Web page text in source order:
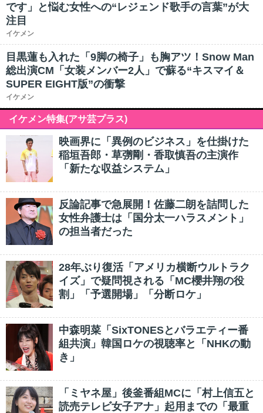
です」と悩む女性への“レジェンド歌手の言葉”が大
注目
イケメン
目黒蓮も入れた「9脚の椅子」も胸アツ！Snow Man
総出演CM「女装メンバー2人」で蘇る“キスマイ＆
SUPER EIGHT版”の衝撃
イケメン
イケメン特集(アサ芸プラス)
映画界に「異例のビジネス」を仕掛けた
稲垣吾郎・草彅剛・香取慎吾の主演作
「新たな収益システム」
反論記事で急展開！佐藤二朗を詰問した
女性弁護士は「国分太一ハラスメント」
の担当者だった
28年ぶり復活「アメリカ横断ウルトラク
イズ」で疑問視される「MC櫻井翔の役
割」「予選開場」「分断ロケ」
中森明菜「SixTONESとバラエティー番
組共演」韓国ロケの視聴率と「NHKの動
き」
「ミヤネ屋」後釜番組MCに「村上信五と
読売テレビ女子アナ」起用までの「最重